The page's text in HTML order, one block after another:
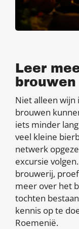
Leer
brouwen
Niet alleen wijn
brouwen
iets minder
veel kleine
netwerk
excursie
brouwerij,
meer over het
tochten
kennis op te
Roemenië.